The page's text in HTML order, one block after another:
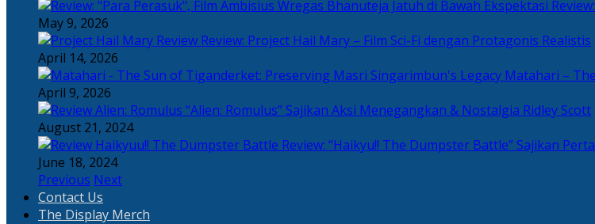
May 9, 2026
Review: Project Hail Mary – Film Sci-Fi dengan Protagonis Realistis
April 14, 2026
Matahari –
April 9, 2026
“Alien: Romulus” Sajikan Aksi Menegangkan & Nostalgia Ridley Scott
August 21, 2024
Review: “Haikyu!! The Dumpster Battle” Sajikan
June 18, 2024
Previous Next
Contact Us
The Display Merch